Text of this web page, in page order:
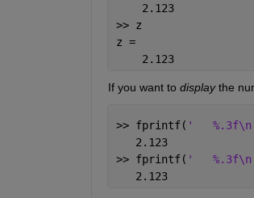
    2.123
>> z
z =
    2.123
If you want to display the
>> fprintf( '
   2.123
>> fprintf( '
   2.123